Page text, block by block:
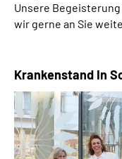
Unsere
wir gerne an Sie
Krankenstand In